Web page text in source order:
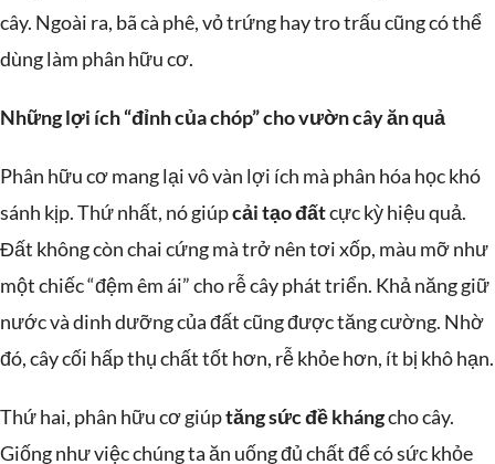
cây. Ngoài ra, bã cà phê, vỏ trứng hay tro trấu cũng có thể
dùng làm phân hữu cơ.
Những lợi ích “đỉnh của chóp” cho vườn cây ăn quả
Phân hữu cơ mang lại vô vàn lợi ích mà phân hóa học khó
sánh kịp. Thứ nhất, nó giúpcải tạo đấtcực kỳ hiệu quả.
Đất không còn chai cứng mà trở nên tơi xốp, màu mỡ như
một chiếc “đệm êm ái” cho rễ cây phát triển. Khả năng giữ
nước và dinh dưỡng của đất cũng được tăng cường. Nhờ
đó, cây cối hấp thụ chất tốt hơn, rễ khỏe hơn, ít bị khô hạn.
Thứ hai, phân hữu cơ giúptăng sức đề khángcho cây.
Giống như việc chúng ta ăn uống đủ chất để có sức khỏe